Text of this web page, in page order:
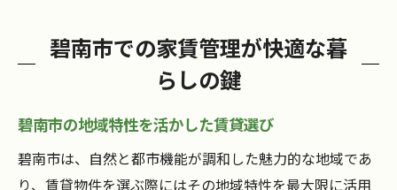
理
安心して住むための家賃管理の基本
愛知県碧南市特有の家賃管理方法とは
碧南市における家賃相場の理解と管理
碧南市での家賃管理が快適な暮
らしの鍵
碧南市の地域特性を活かした賃貸選び
碧南市は、自然と都市機能が調和した魅力的な地域であ
り、賃貸物件を選ぶ際にはその地域特性を最大限に活用